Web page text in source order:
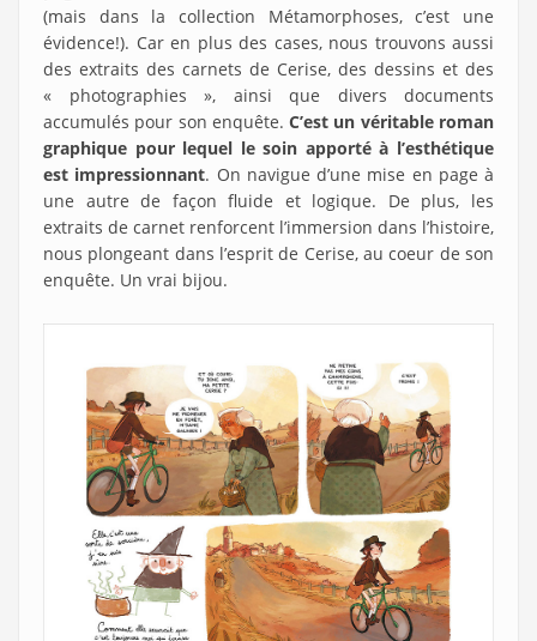
(mais dans la collection Métamorphoses, c’est une
évidence!). Car en plus des cases, nous trouvons aussi
des extraits des carnets de Cerise, des dessins et des
« photographies », ainsi que divers documents
accumulés pour son enquête.C’est un véritable roman
graphique pour lequel le soin apporté à l’esthétique
est impressionnant. On navigue d’une mise en page à
une autre de façon fluide et logique. De plus, les
extraits de carnet renforcent l’immersion dans l’histoire,
nous plongeant dans l’esprit de Cerise, au coeur de son
enquête. Un vrai bijou.